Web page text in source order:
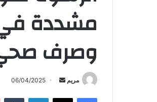
مشددة
وصرف
مريم
أرسل 06/04/2025
فيسبوك X لينكدإن